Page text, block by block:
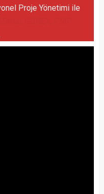
Proje Yönetimi ile